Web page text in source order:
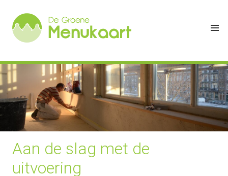
Aan de slag met de
uitvoering